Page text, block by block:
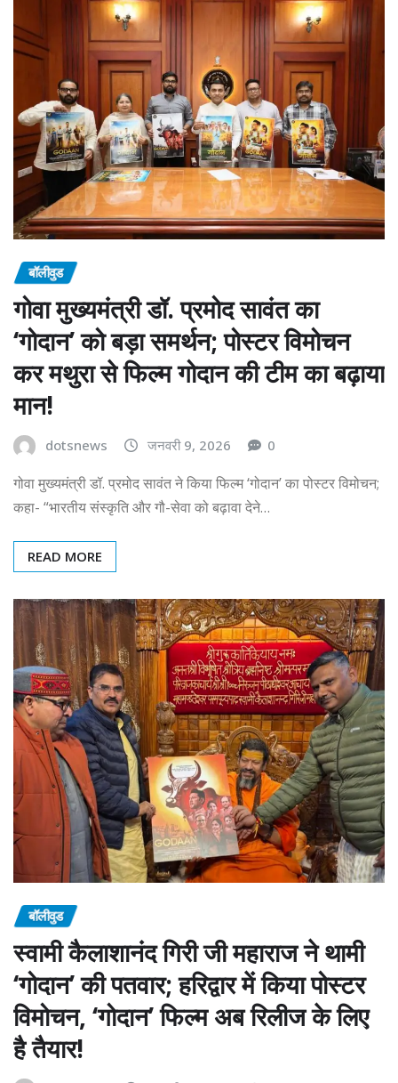
बॉलीवुड
गोवा मुख्यमंत्री डॉ. प्रमोद सावंत का
‘गोदान’ को बड़ा समर्थन; पोस्टर विमोचन
कर मथुरा से फिल्म गोदान की टीम का बढ़ाया
मान!
dotsnews जनवरी 9, 2026 0
गोवा मुख्यमंत्री डॉ. प्रमोद सावंत ने किया फिल्म ‘गोदान’ का पोस्टर विमोचन;
कहा- “भारतीय संस्कृति और गौ-सेवा को बढ़ावा देने…
READ MORE
बॉलीवुड
स्वामी कैलाशानंद गिरी जी महाराज ने थामी
‘गोदान’ की पतवार; हरिद्वार में किया पोस्टर
विमोचन, ‘गोदान’ फिल्म अब रिलीज के लिए
है तैयार!